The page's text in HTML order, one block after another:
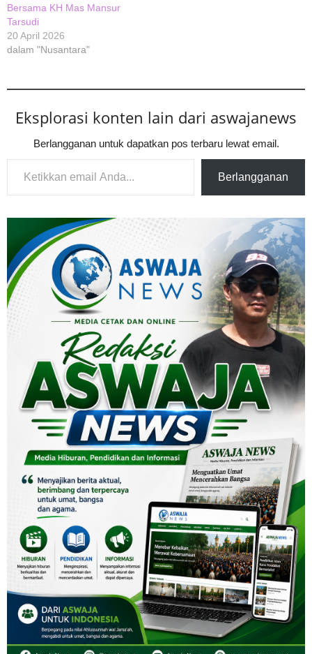
Bersama KH Mas Mansur
Tarsudi
20 April 2026
dalam "Nusantara"
Eksplorasi konten lain dari aswajanews
Berlangganan untuk dapatkan pos terbaru lewat email.
Ketikkan email Anda...
Berlangganan